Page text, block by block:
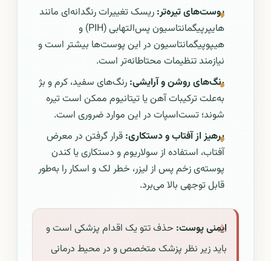
پوست‌های تیره‌تر: ریسک تغییرات رنگدانه‌ای مانند
هایپرپیگمانتاسیون پس‌التهابی (PIH) و
هیپوپیگمانتاسیون در این پوست‌ها بیشتر است و
نیازمند تنظیمات محتاطانه‌تر است.
رنگ‌های روشن و آرایشی: رنگ‌های سفید، کرم و بژ
به‌علت ترکیبات آهن یا تیتانیوم ممکن است تیره
شوند؛ تست‌اسپات در این موارد ضروری است.
پرهیز از آفتاب و دستکاری: قرار گرفتن در معرض
آفتاب، استفاده از سولاریوم و دستکاری یا کندن
پوسته‌ی زخم پس از لیزر، خطر لک و اسکار را به‌طور
قابل توجهی بالا می‌برد.
ایمنی پوست: حذف تتو یک اقدام پزشکی است و
باید زیر نظر پزشک متخصص و در محیط درمانی